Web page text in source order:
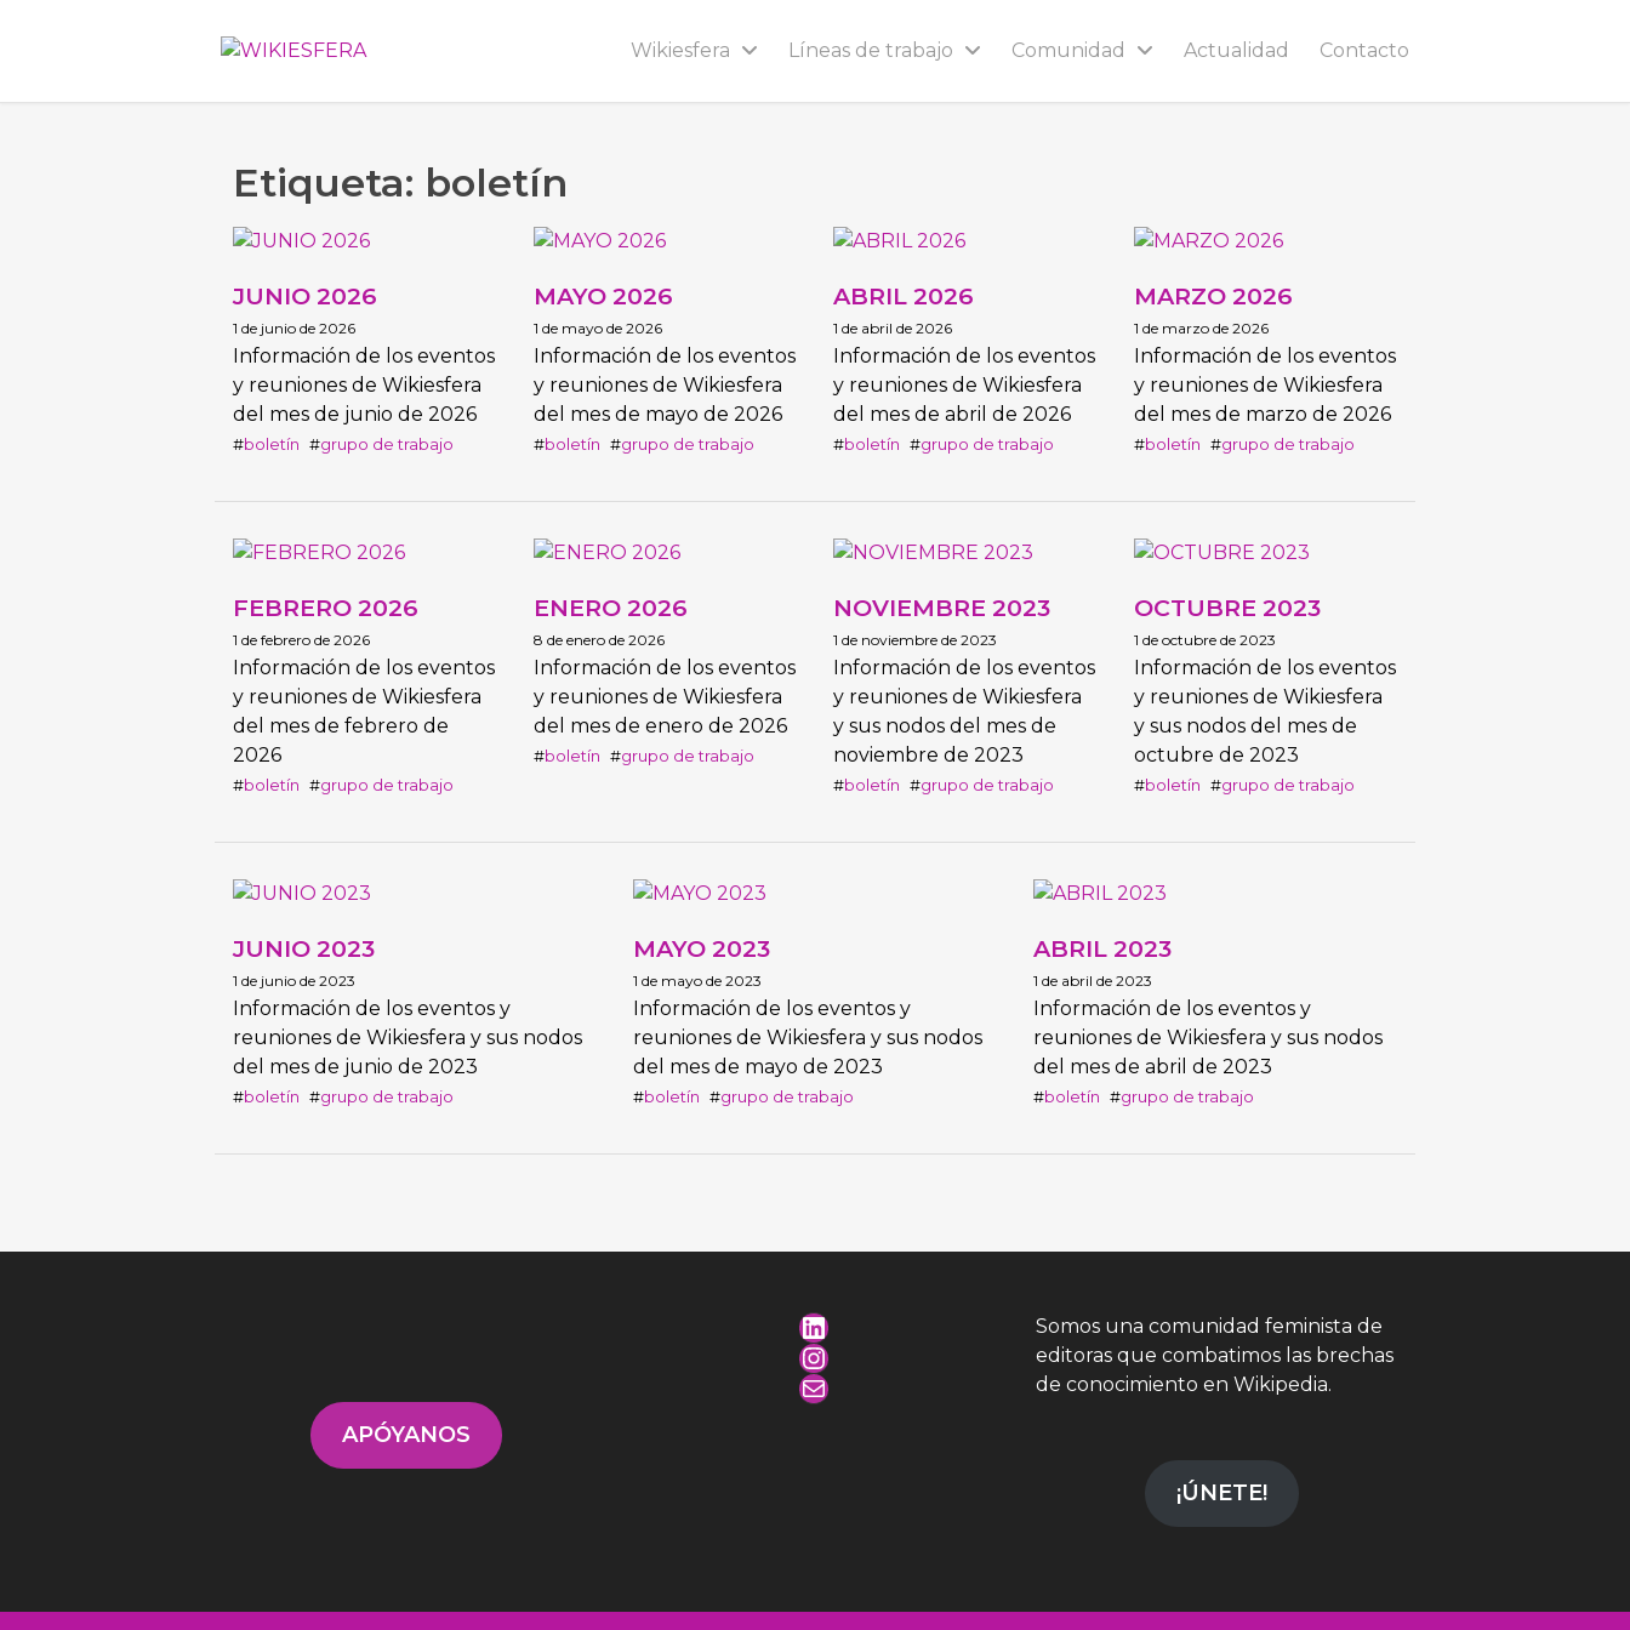
Wikiesfera Líneas de trabajo Comunidad Actualidad Contacto
Etiqueta: boletín
JUNIO 2026
1 de junio de 2026
Información de los eventos
y reuniones de Wikiesfera
del mes de junio de 2026
boletín grupo de trabajo
MAYO 2026
1 de mayo de 2026
Información de los eventos
y reuniones de Wikiesfera
del mes de mayo de 2026
boletín grupo de trabajo
ABRIL 2026
1 de abril de 2026
Información de los eventos
y reuniones de Wikiesfera
del mes de abril de 2026
boletín grupo de trabajo
MARZO 2026
1 de marzo de 2026
Información de los eventos
y reuniones de Wikiesfera
del mes de marzo de 2026
boletín grupo de trabajo
FEBRERO 2026
1 de febrero de 2026
Información de los eventos
y reuniones de Wikiesfera
del mes de febrero de
2026
boletín grupo de trabajo
ENERO 2026
8 de enero de 2026
Información de los eventos
y reuniones de Wikiesfera
del mes de enero de 2026
boletín grupo de trabajo
NOVIEMBRE 2023
1 de noviembre de 2023
Información de los eventos
y reuniones de Wikiesfera
y sus nodos del mes de
noviembre de 2023
boletín grupo de trabajo
OCTUBRE 2023
1 de octubre de 2023
Información de los eventos
y reuniones de Wikiesfera
y sus nodos del mes de
octubre de 2023
boletín grupo de trabajo
JUNIO 2023
1 de junio de 2023
Información de los eventos y
reuniones de Wikiesfera y sus nodos
del mes de junio de 2023
boletín grupo de trabajo
MAYO 2023
1 de mayo de 2023
Información de los eventos y
reuniones de Wikiesfera y sus nodos
del mes de mayo de 2023
boletín grupo de trabajo
ABRIL 2023
1 de abril de 2023
Información de los eventos y
reuniones de Wikiesfera y sus nodos
del mes de abril de 2023
boletín grupo de trabajo
APÓYANOS
Somos una comunidad feminista de
editoras que combatimos las brechas
de conocimiento en Wikipedia.
¡ÚNETE!